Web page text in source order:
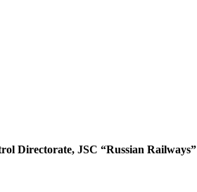
Directorate, JSC “Russian Railways”